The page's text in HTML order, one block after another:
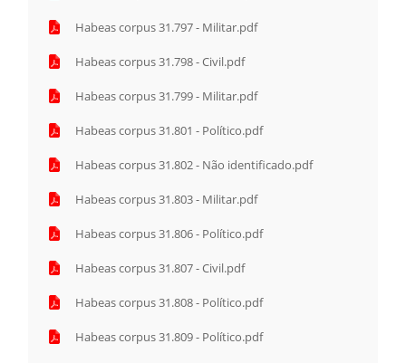
Habeas corpus 31.797 - Militar.pdf
Habeas corpus 31.798 - Civil.pdf
Habeas corpus 31.799 - Militar.pdf
Habeas corpus 31.801 - Político.pdf
Habeas corpus 31.802 - Não identificado.pdf
Habeas corpus 31.803 - Militar.pdf
Habeas corpus 31.806 - Político.pdf
Habeas corpus 31.807 - Civil.pdf
Habeas corpus 31.808 - Político.pdf
Habeas corpus 31.809 - Político.pdf